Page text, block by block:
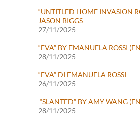
“UNTITLED HOME INVASION
JASON BIGGS
27/11/2025
“EVA” BY EMANUELA ROSSI
28/11/2025
“EVA” DI EMANUELA ROSSI
26/11/2025
“SLANTED” BY AMY WANG
28/11/2025